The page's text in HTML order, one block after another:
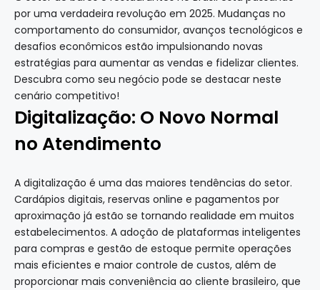
por uma verdadeira revolução em 2025. Mudanças no
comportamento do consumidor, avanços tecnológicos e
desafios econômicos estão impulsionando novas
estratégias para aumentar as vendas e fidelizar clientes.
Descubra como seu negócio pode se destacar neste
cenário competitivo!
Digitalização: O Novo Normal
no Atendimento
A digitalização é uma das maiores tendências do setor.
Cardápios digitais, reservas online e pagamentos por
aproximação já estão se tornando realidade em muitos
estabelecimentos. A adoção de plataformas inteligentes
para compras e gestão de estoque permite operações
mais eficientes e maior controle de custos, além de
proporcionar mais conveniência ao cliente brasileiro, que